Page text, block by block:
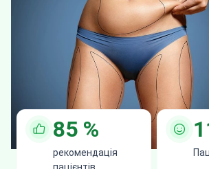
85 %
рекомендація